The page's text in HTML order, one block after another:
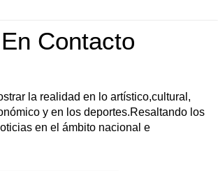
Contacto
la realidad en lo artístico,cultural,
y en los deportes.Resaltando los
en el ámbito nacional e